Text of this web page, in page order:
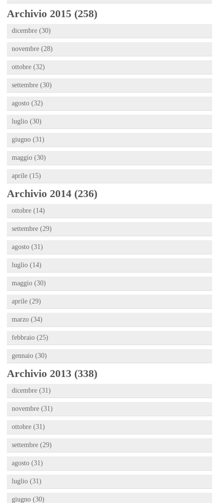
Archivio 2015 (258)
dicembre (30)
novembre (28)
ottobre (32)
settembre (30)
agosto (32)
luglio (30)
giugno (31)
maggio (30)
aprile (15)
Archivio 2014 (236)
ottobre (14)
settembre (29)
agosto (31)
luglio (14)
maggio (30)
aprile (29)
marzo (34)
febbraio (25)
gennaio (30)
Archivio 2013 (338)
dicembre (31)
novembre (31)
ottobre (31)
settembre (29)
agosto (31)
luglio (31)
giugno (30)